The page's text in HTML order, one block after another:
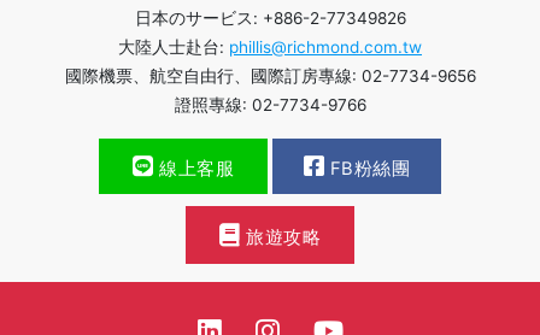
日本のサービス: +886-2-77349826
大陸人士赴台: phillis@richmond.com.tw
國際機票、航空自由行、國際訂房專線: 02-7734-9656
證照專線: 02-7734-9766
線上客服 FB粉絲團
旅遊攻略